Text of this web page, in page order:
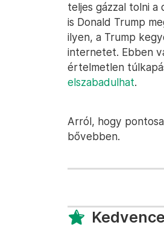
teljes gázzal tolni a
is Donald Trump
ilyen, a Trump
internetet. Ebben
értelmetlen
elszabadulhat.
Arról, hogy
bővebben.